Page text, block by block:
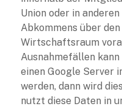
Union oder in
Abkommens über
Wirtschaftsraum
Ausnahmefällen
einen Google Server
werden, dann wird
nutzt diese Daten in